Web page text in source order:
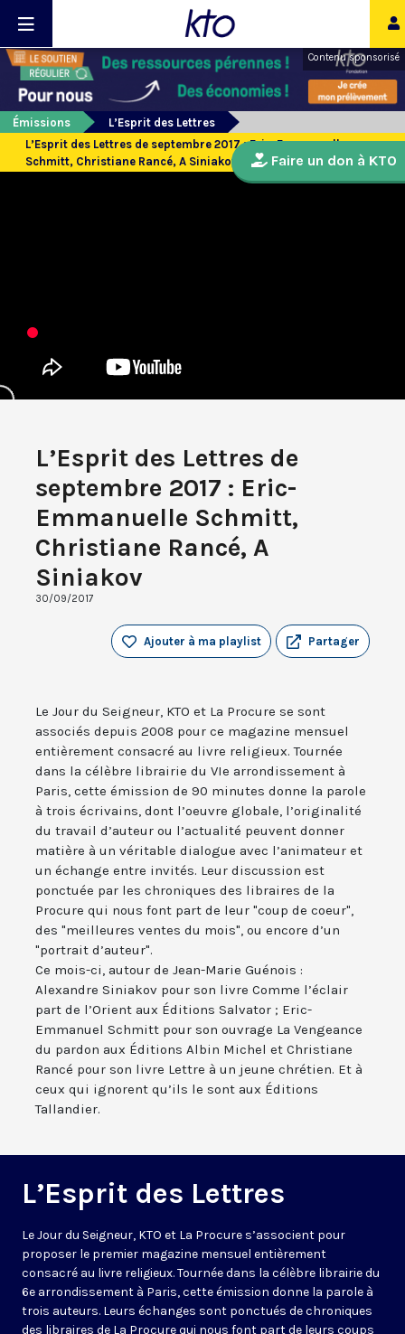
Contenu sponsorisé
Émissions
L’Esprit des Lettres
L’Esprit des Lettres de septembre 2017 : Eric-Emmanuelle
Schmitt, Christiane Rancé, A Siniakov
L’Esprit des Lettres de
septembre 2017 : Eric-
Emmanuelle Schmitt,
Christiane Rancé, A
Siniakov
30/09/2017
Partager
Ajouter à ma playlist
Le Jour du Seigneur, KTO et La Procure se sont
associés depuis 2008 pour ce magazine mensuel
entièrement consacré au livre religieux. Tournée
dans la célèbre librairie du VIe arrondissement à
Paris, cette émission de 90 minutes donne la parole
à trois écrivains, dont l’oeuvre globale, l’originalité
du travail d’auteur ou l’actualité peuvent donner
matière à un véritable dialogue avec l’animateur et
un échange entre invités. Leur discussion est
ponctuée par les chroniques des libraires de la
Procure qui nous font part de leur "coup de coeur",
des "meilleures ventes du mois", ou encore d’un
"portrait d’auteur".
Ce mois-ci, autour de Jean-Marie Guénois :
Alexandre Siniakov pour son livre Comme l’éclair
part de l’Orient aux Éditions Salvator ; Eric-
Emmanuel Schmitt pour son ouvrage La Vengeance
du pardon aux Éditions Albin Michel et Christiane
Rancé pour son livre Lettre à un jeune chrétien. Et à
ceux qui ignorent qu’ils le sont aux Éditions
Tallandier.
L’Esprit des Lettres
Le Jour du Seigneur, KTO et La Procure s’associent pour
proposer le premier magazine mensuel entièrement
consacré au livre religieux. Tournée dans la célèbre librairie du
6e arrondissement à Paris, cette émission donne la parole à
trois auteurs. Leurs échanges sont ponctués de chroniques
des libraires de La Procure qui nous font part de leurs coups
Faire un don à KTO